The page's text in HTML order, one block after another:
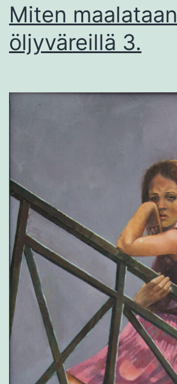
Miten maalataan
öljyväreillä 3.